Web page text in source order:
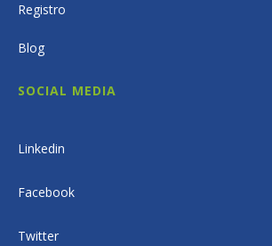
Registro
Blog
SOCIAL MEDIA
Linkedin
Facebook
Twitter